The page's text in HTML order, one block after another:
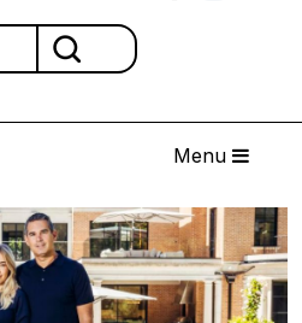
Menu